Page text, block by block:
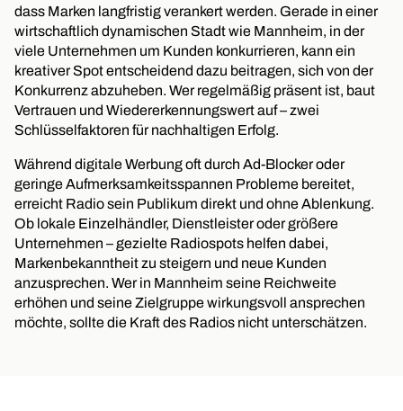
dass Marken langfristig verankert werden. Gerade in einer
wirtschaftlich dynamischen Stadt wie Mannheim, in der
viele Unternehmen um Kunden konkurrieren, kann ein
kreativer Spot entscheidend dazu beitragen, sich von der
Konkurrenz abzuheben. Wer regelmäßig präsent ist, baut
Vertrauen und Wiedererkennungswert auf – zwei
Schlüsselfaktoren für nachhaltigen Erfolg.
Während digitale Werbung oft durch Ad-Blocker oder
geringe Aufmerksamkeitsspannen Probleme bereitet,
erreicht Radio sein Publikum direkt und ohne Ablenkung.
Ob lokale Einzelhändler, Dienstleister oder größere
Unternehmen – gezielte Radiospots helfen dabei,
Markenbekanntheit zu steigern und neue Kunden
anzusprechen. Wer in Mannheim seine Reichweite
erhöhen und seine Zielgruppe wirkungsvoll ansprechen
möchte, sollte die Kraft des Radios nicht unterschätzen.